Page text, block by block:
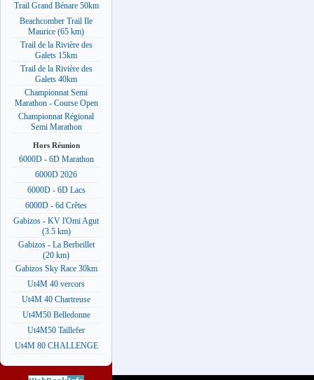
Trail Grand Bénare 50km
Beachcomber Trail Ile
Maurice (65 km)
Trail de la Rivière des
Galets 15km
Trail de la Rivière des
Galets 40km
Championnat Semi
Marathon - Course Open
Championnat Régional
Semi Marathon
Hors Réunion
6000D - 6D Marathon
6000D 2026
6000D - 6D Lacs
6000D - 6d Crêtes
Gabizos - KV l'Omi Agut
(3.5 km)
Gabizos - La Berbeillet
(20 km)
Gabizos Sky Race 30km
Ut4M 40 vercors
Ut4M 40 Chartreuse
Ut4M50 Belledonne
Ut4M50 Taillefer
Ut4M 80 CHALLENGE